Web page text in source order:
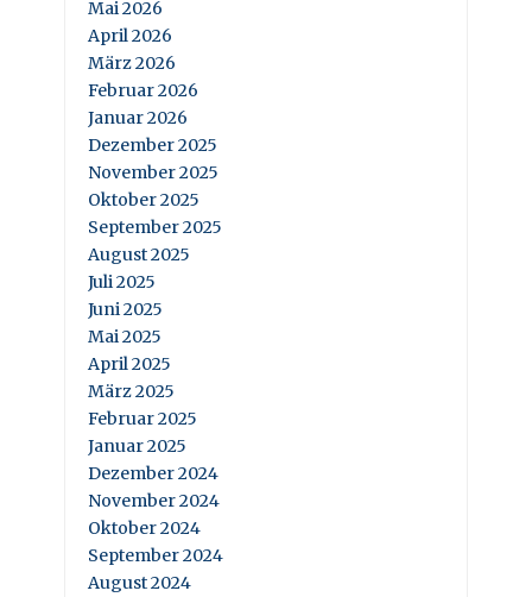
Mai 2026
April 2026
März 2026
Februar 2026
Januar 2026
Dezember 2025
November 2025
Oktober 2025
September 2025
August 2025
Juli 2025
Juni 2025
Mai 2025
April 2025
März 2025
Februar 2025
Januar 2025
Dezember 2024
November 2024
Oktober 2024
September 2024
August 2024